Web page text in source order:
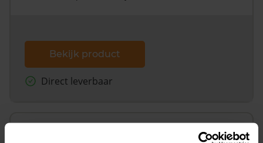
Bekijk product
Direct leverbaar
Koopsommenoverzicht (1 jaar gratis